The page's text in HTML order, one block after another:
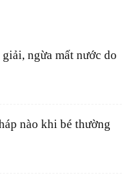
ngừa mất nước do
nào khi bé thường